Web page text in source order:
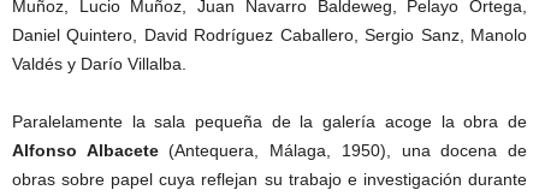
Muñoz, Lucio Muñoz, Juan Navarro Baldeweg, Pelayo Ortega,
Daniel Quintero, David Rodríguez Caballero, Sergio Sanz, Manolo
Valdés y Darío Villalba.
Paralelamente la sala pequeña de la galería acoge la obra de
Alfonso Albacete(Antequera, Málaga, 1950), una docena de
obras sobre papel cuya reflejan su trabajo e investigación durante